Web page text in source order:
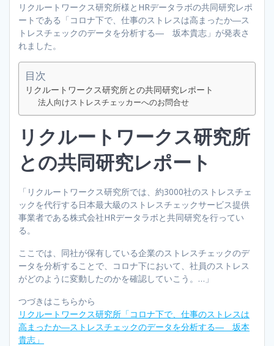
リクルートワークス研究所様とHRデータラボの共同研究レポ
ートである「コロナ下で、仕事のストレスは高まったか―ス
トレスチェックのデータを分析する― 坂本貴志」が発表さ
れました。
目次
リクルートワークス研究所との共同研究レポート
法人向けストレスチェッカーへのお問合せ
リクルートワークス研究所
との共同研究レポート
「リクルートワークス研究所では、約3000社のストレスチェ
ックを代行する日本最大級のストレスチェックサービス提供
事業者である株式会社HRデータラボと共同研究を行ってい
る。
ここでは、同社が保有している企業のストレスチェックのデ
ータを分析することで、コロナ下において、社員のストレス
がどのように変動したのかを確認していこう。…」
つづきはこちらから
リクルートワークス研究所「コロナ下で、仕事のストレスは
高まったか―ストレスチェックのデータを分析する― 坂本
貴志」